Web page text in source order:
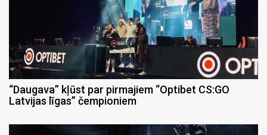
“Daugava” kļūst par pirmajiem “Optibet CS:GO
Latvijas līgas” čempioniem